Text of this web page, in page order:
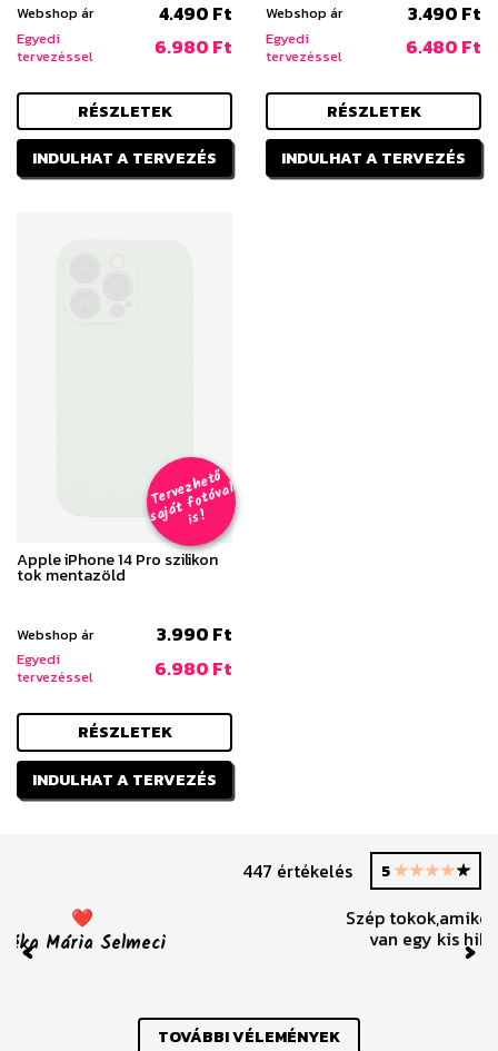
Webshop ár 4.490 Ft
Egyedi
tervezéssel
6.980 Ft
RÉSZLETEK
INDULHAT A TERVEZÉS
Webshop ár 3.490 Ft
Egyedi
tervezéssel
6.480 Ft
RÉSZLETEK
INDULHAT A TERVEZÉS
T
er
v
e
z
h
e
t
ő
s
aj
á
t
f
o
t
ó
v
al
i
s
!
Apple iPhone 14 Pro szilikon
tok mentazöld
Webshop ár 3.990 Ft
Egyedi
tervezéssel
6.980 Ft
RÉSZLETEK
INDULHAT A TERVEZÉS
447 értékelés 5
Szép tokok,amiket rendeltem. Bár a mintás tokon
van egy kis hiba az oldalán. Ezért csak négy
Previous
TOVÁBBI VÉLEMÉNYEK